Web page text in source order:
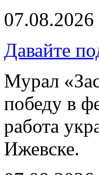
07.08.2026
Давайте
Мурал
победу в
работа
Ижевске.